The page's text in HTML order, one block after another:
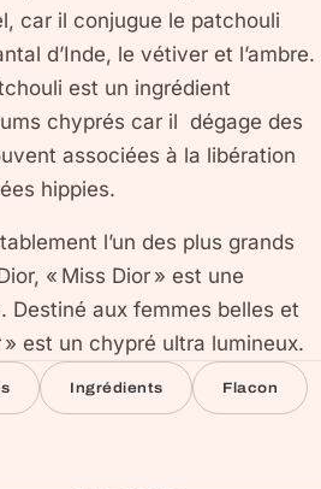
car il conjugue le patchouli
d’Inde, le vétiver et l’ambre.
est un ingrédient
chyprés car il dégage des
associées à la libération
hippies.
l’un des plus grands
« Miss Dior » est une
Destiné aux femmes belles et
» est un chypré ultra lumineux.
Ingrédients Flacon